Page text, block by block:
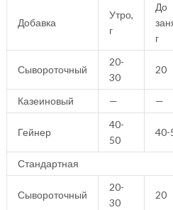
Добавка
Утро,
г
До
г
Сывороточный
20-
30
20
Казеиновый — —
Гейнер
40-
50
40-
Стандартная
Сывороточный
20-
30
20